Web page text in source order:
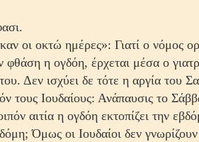
οι οκτώ ημέρες»: Γιατί ο νόμος
φθάση η ογδόη, έρχεται μέσα ο
Δεν ισχύει δε τότε η αργία του
τους Ιουδαίους: Ανάπαυσις το
αιτία η ογδόη εκτοπίζει την
Όμως οι Ιουδαίοι δεν